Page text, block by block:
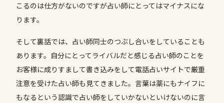
こるのは仕方がないのですが占い師にとってはマイナスにな
ります。
そして裏話では、占い師同士のつぶし合いをしていることも
あります。自分にとってライバルだと感じる占い師のことを
お客様に成りすまして書き込みをして電話占いサイトで厳重
注意を受けた占い師も見てきました。言葉は薬にもナイフに
もなるという認識で占い師をしていかないといけないのに言